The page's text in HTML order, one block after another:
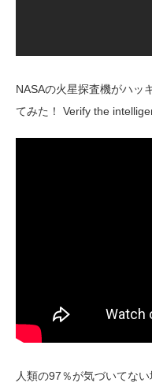
NASAの火星探査機がハッ
てみた！ Verify the
人類の97％が気づいてな